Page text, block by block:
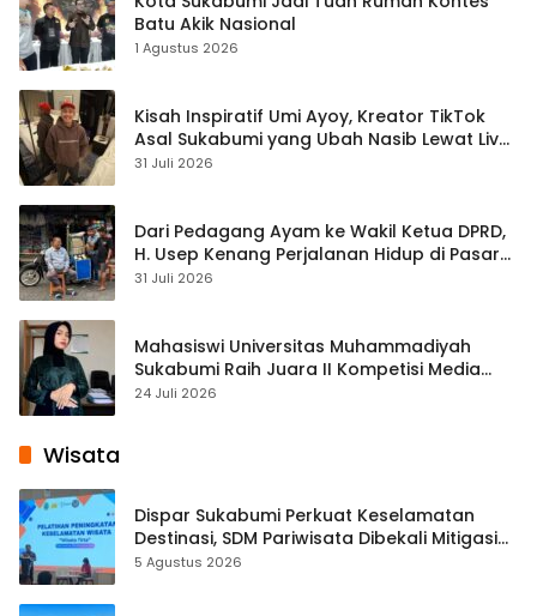
Batu Akik Nasional
1 Agustus 2026
Kisah Inspiratif Umi Ayoy, Kreator TikTok
Asal Sukabumi yang Ubah Nasib Lewat Live
Streaming
31 Juli 2026
Dari Pedagang Ayam ke Wakil Ketua DPRD,
H. Usep Kenang Perjalanan Hidup di Pasar
Cisaat
31 Juli 2026
Mahasiswi Universitas Muhammadiyah
Sukabumi Raih Juara II Kompetisi Media
Pembelajaran Digital Tingkat Internasional
24 Juli 2026
Wisata
Dispar Sukabumi Perkuat Keselamatan
Destinasi, SDM Pariwisata Dibekali Mitigasi
hingga Teknik Evakuasi
5 Agustus 2026